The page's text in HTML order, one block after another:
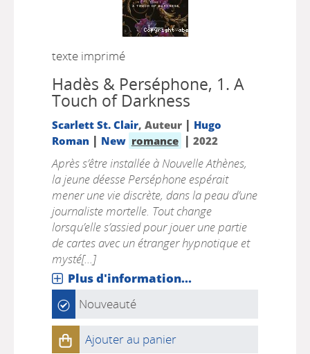
texte imprimé
Hadès & Perséphone, 1. A
Touch of Darkness
Scarlett St. Clair, Auteur | Hugo
Roman | New romance | 2022
Après s’être installée à Nouvelle Athènes,
la jeune déesse Perséphone espérait
mener une vie discrète, dans la peau d’une
journaliste mortelle. Tout change
lorsqu’elle s’assied pour jouer une partie
de cartes avec un étranger hypnotique et
mysté[...]
Plus d'information...
Nouveauté
Ajouter au panier